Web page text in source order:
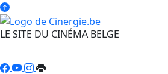
LE SITE DU CINÉMA BELGE